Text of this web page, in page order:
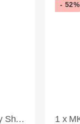
739 ml
- 52%
1 x MKS